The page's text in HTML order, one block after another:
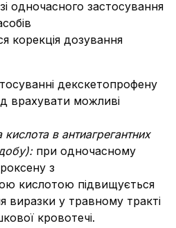
одночасного застосування
корекція дозування
декскетопрофену
врахувати можливі
в антиагрегантних
при одночасному
з
кислотою підвищується
виразки у травному тракті
кровотечі.